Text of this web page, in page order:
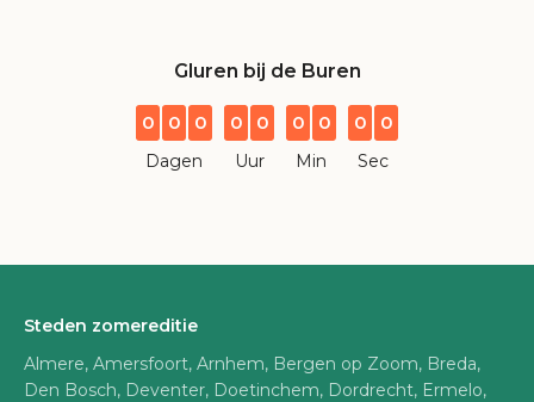
Gluren bij de Buren
0 0 0
Dagen
0 0
Uur
0 0
Min
0 0
Sec
Steden zomereditie
Almere, Amersfoort, Arnhem, Bergen op Zoom, Breda,
Den Bosch, Deventer, Doetinchem, Dordrecht, Ermelo,